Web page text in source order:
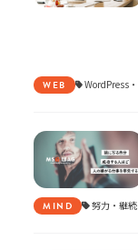
WEB WordPress
MIND 努力 継続